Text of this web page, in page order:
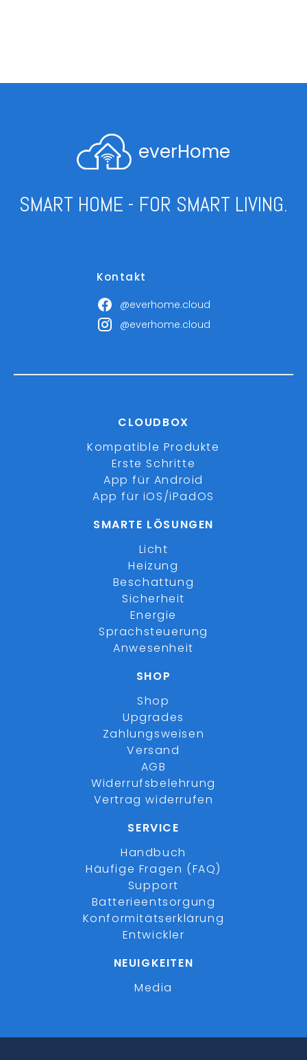
everHome
SMART HOME - FOR SMART LIVING.
Kontakt
@everhome.cloud
@everhome.cloud
CLOUDBOX
Kompatible Produkte
Erste Schritte
App für Android
App für iOS/iPadOS
SMARTE LÖSUNGEN
Licht
Heizung
Beschattung
Sicherheit
Energie
Sprachsteuerung
Anwesenheit
SHOP
Shop
Upgrades
Zahlungsweisen
Versand
AGB
Widerrufsbelehrung
Vertrag widerrufen
SERVICE
Handbuch
Häufige Fragen (FAQ)
Support
Batterieentsorgung
Konformitätserklärung
Entwickler
NEUIGKEITEN
Media